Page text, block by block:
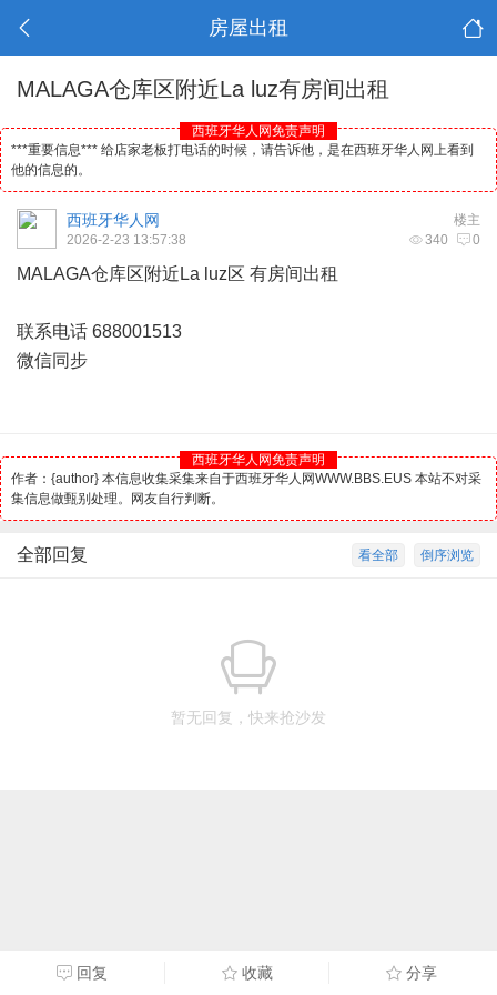
房屋出租
MALAGA仓库区附近La luz有房间出租
西班牙华人网免责声明
***重要信息*** 给店家老板打电话的时候，请告诉他，是在西班牙华人网上看到
他的信息的。
楼主
西班牙华人网
340 0
2026-2-23 13:57:38
MALAGA仓库区附近La luz区 有房间出租
联系电话 688001513
微信同步
西班牙华人网免责声明
作者：{author} 本信息收集采集来自于西班牙华人网WWW.BBS.EUS 本站不对采
集信息做甄别处理。网友自行判断。
倒序浏览
看全部
全部回复
暂无回复，快来抢沙发
回复 收藏 分享